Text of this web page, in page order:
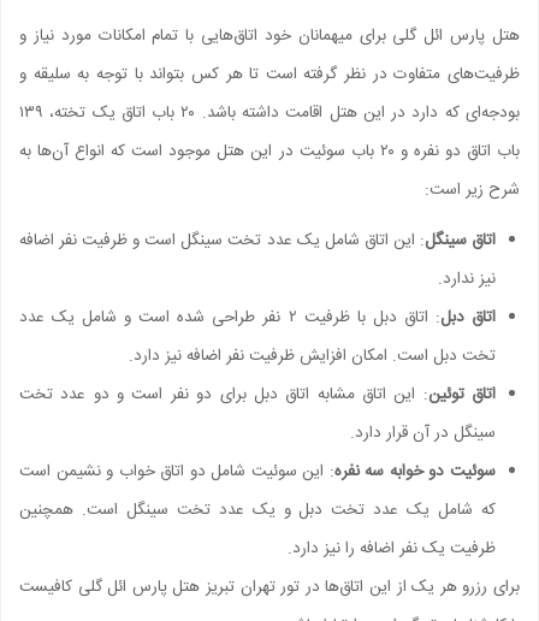
هتل پارس ائل گلی برای میهمانان خود اتاق‌هایی با تمام امکانات مورد نیاز و
ظرفیت‌های متفاوت در نظر گرفته است تا هر کس بتواند با توجه به سلیقه و
بودجه‌ای که دارد در این هتل اقامت داشته باشد. ۲۰ باب اتاق یک تخته، ۱۳۹
باب اتاق دو نفره و ۲۰ باب سوئیت در این هتل موجود است که انواع آن‌ها به
شرح زیر است:
اتاق سینگل: این اتاق شامل یک عدد تخت سینگل است و ظرفیت نفر اضافه
نیز ندارد.
اتاق دبل
: اتاق دبل با ظرفیت ۲ نفر طراحی شده است و شامل یک عدد
تخت دبل است. امکان افزایش ظرفیت نفر اضافه نیز دارد.
اتاق توئین: این اتاق مشابه اتاق دبل برای دو نفر است و دو عدد تخت
سینگل در آن قرار دارد.
سوئیت دو خوابه سه نفره: این سوئیت شامل دو اتاق خواب و نشیمن است
که شامل یک عدد تخت دبل و یک عدد تخت سینگل است. همچنین
ظرفیت یک نفر اضافه را نیز دارد.
برای رزرو هر یک از این اتاق‌ها در تور تهران تبریز هتل پارس ائل گلی کافیست